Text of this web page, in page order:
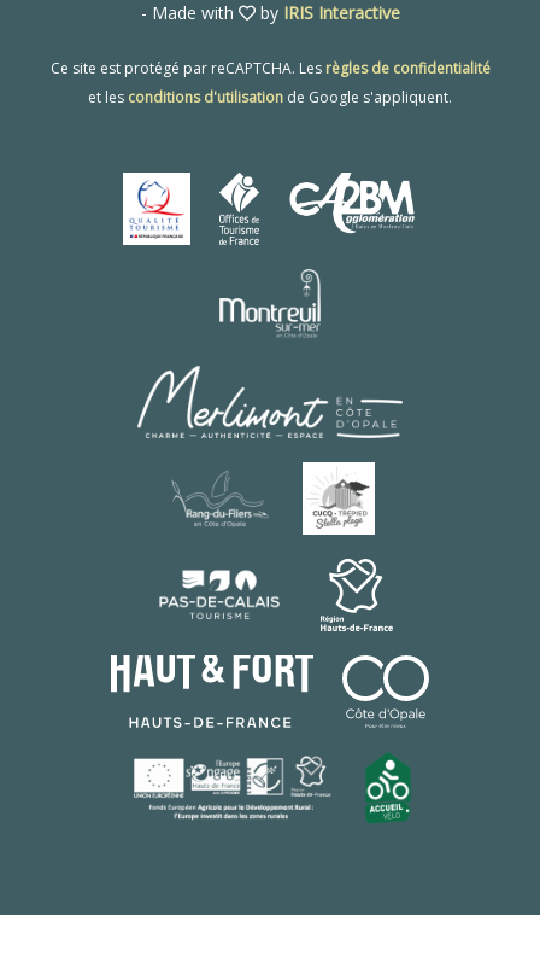
- Made with
by IRIS Interactive
Ce site est protégé par reCAPTCHA. Les règles de confidentialité
et les conditions d'utilisation de Google s'appliquent.